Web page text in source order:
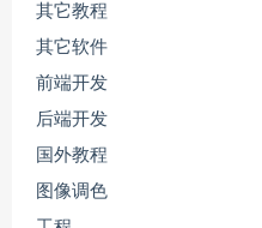
其它教程
其它软件
前端开发
后端开发
国外教程
图像调色